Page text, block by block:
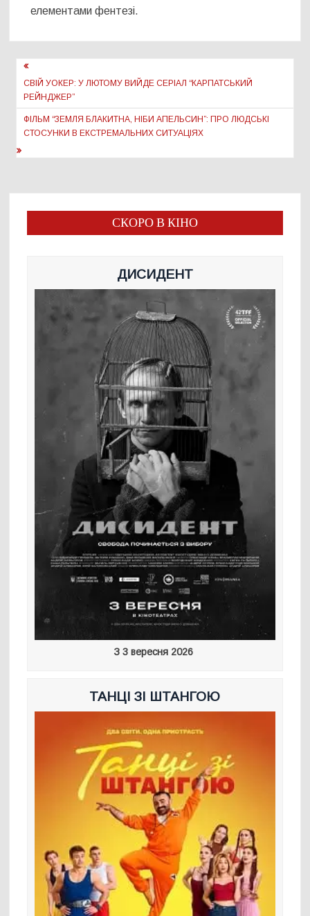
елементами фентезі.
Навігація
записів
СВІЙ УОКЕР: У ЛЮТОМУ ВИЙДЕ СЕРІАЛ “КАРПАТСЬКИЙ
РЕЙНДЖЕР”
ФІЛЬМ “ЗЕМЛЯ БЛАКИТНА, НІБИ АПЕЛЬСИН”: ПРО ЛЮДСЬКІ
СТОСУНКИ В ЕКСТРЕМАЛЬНИХ СИТУАЦІЯХ
СКОРО В КІНО
ДИСИДЕНТ
З 3 вересня 2026
ТАНЦІ ЗІ ШТАНГОЮ